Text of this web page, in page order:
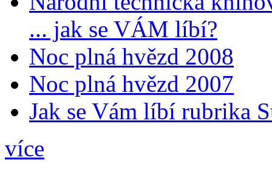
... jak se VÁM líbí?
Noc plná hvězd 2008
Noc plná hvězd 2007
Jak se Vám líbí rubrika
více